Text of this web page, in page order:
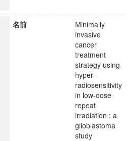
名前
Minimally
invasive
cancer
treatment
strategy using
hyper-
radiosensitivity
in low-dose
repeat
irradiation : a
glioblastoma
study